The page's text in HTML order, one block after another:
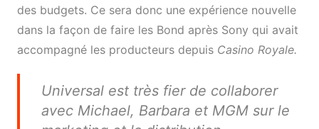
des budgets. Ce sera donc une expérience nouvelle
dans la façon de faire les Bond après Sony qui avait
accompagné les producteurs depuisCasino Royale.
Universal est très fier de collaborer
avec Michael, Barbara et MGM sur le